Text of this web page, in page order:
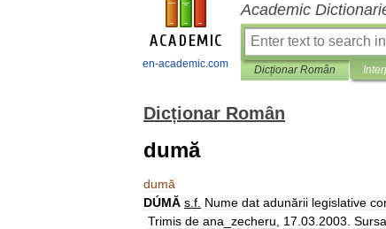
en-academic.com
Academic
Dicționar Român
Dicționar Român
dumă
dumă
DÚMĂ s f Nume dat adunării legislative
Trimis de ana zecheru 17 03 2003